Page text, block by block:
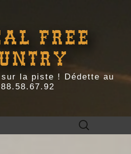
FREE
la piste ! Dédette au
Rechercher :